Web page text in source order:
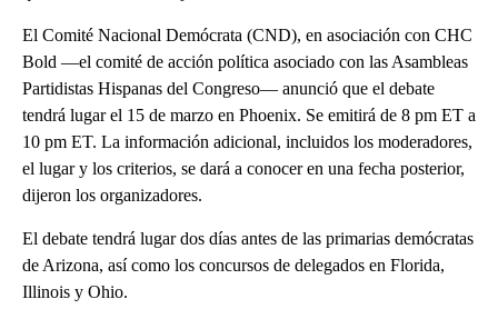
El Comité Nacional Demócrata (CND), en asociación con CHC
Bold —el comité de acción política asociado con las Asambleas
Partidistas Hispanas del Congreso— anunció que el debate
tendrá lugar el 15 de marzo en Phoenix. Se emitirá de 8 pm ET a
10 pm ET. La información adicional, incluidos los moderadores,
el lugar y los criterios, se dará a conocer en una fecha posterior,
dijeron los organizadores.
El debate tendrá lugar dos días antes de las primarias demócratas
de Arizona, así como los concursos de delegados en Florida,
Illinois y Ohio.